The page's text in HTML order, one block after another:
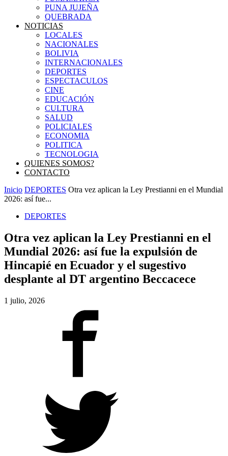
PUNA JUJEÑA
QUEBRADA
NOTICIAS
LOCALES
NACIONALES
BOLIVIA
INTERNACIONALES
DEPORTES
ESPECTACULOS
CINE
EDUCACIÓN
CULTURA
SALUD
POLICIALES
ECONOMIA
POLITICA
TECNOLOGIA
QUIENES SOMOS?
CONTACTO
Inicio DEPORTES Otra vez aplican la Ley Prestianni en el Mundial
2026: así fue...
DEPORTES
Otra vez aplican la Ley Prestianni en el
Mundial 2026: así fue la expulsión de
Hincapié en Ecuador y el sugestivo
desplante al DT argentino Beccacece
1 julio, 2026